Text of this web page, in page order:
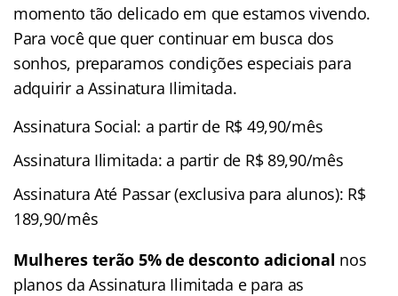
momento tão delicado em que estamos vivendo.
Para você que quer continuar em busca dos
sonhos, preparamos condições especiais para
adquirir a Assinatura Ilimitada.
Assinatura Social: a partir de R$ 49,90/mês
Assinatura Ilimitada: a partir de R$ 89,90/mês
Assinatura Até Passar (exclusiva para alunos): R$
189,90/mês
Mulheres terão 5% de desconto adicional nos
planos da Assinatura Ilimitada e para as